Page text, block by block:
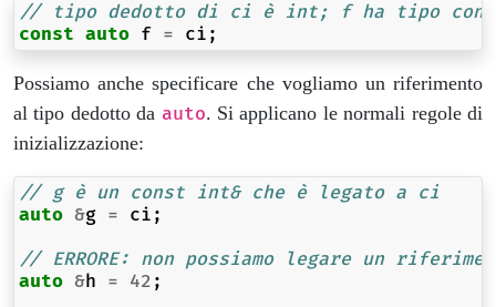
// tipo dedotto di ci è int; f ha tipo
const auto f = ci ;
Possiamo anche specificare che vogliamo un riferimento
al tipo dedotto da auto. Si applicano le normali regole di
inizializzazione:
// g è un const int& che è legato a ci
auto &g = ci ;
// ERRORE: non possiamo legare un
auto &h = 42 ;